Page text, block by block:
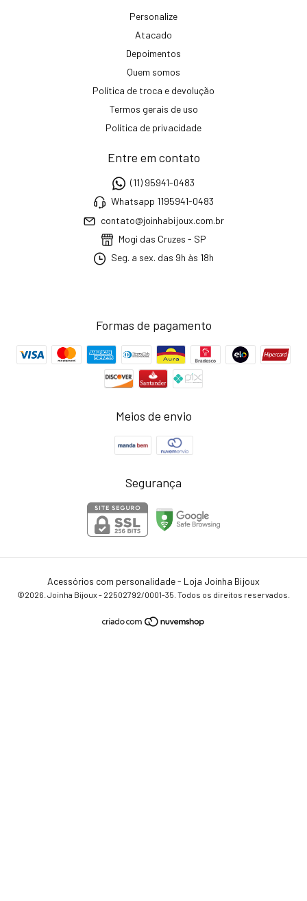
Personalize
Atacado
Depoimentos
Quem somos
Política de troca e devolução
Termos gerais de uso
Política de privacidade
Entre em contato
(11) 95941-0483
Whatsapp 1195941-0483
contato@joinhabijoux.com.br
Mogi das Cruzes - SP
Seg. a sex. das 9h às 18h
Formas de pagamento
Meios de envio
Segurança
Acessórios com personalidade - Loja Joinha Bijoux
©2026. Joinha Bijoux - 22502792/0001-35. Todos os direitos reservados.